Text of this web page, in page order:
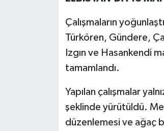
Çalışmaların
Türkören, Gündere,
Izgın ve Hasankendi
tamamlandı.
Yapılan çalışmalar
şeklinde yürütüldü.
düzenlemesi ve ağaç